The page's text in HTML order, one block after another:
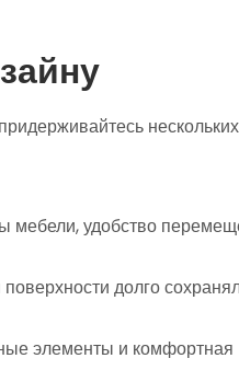
нескольких
мебели, удобство
долго
элементы и комфортная